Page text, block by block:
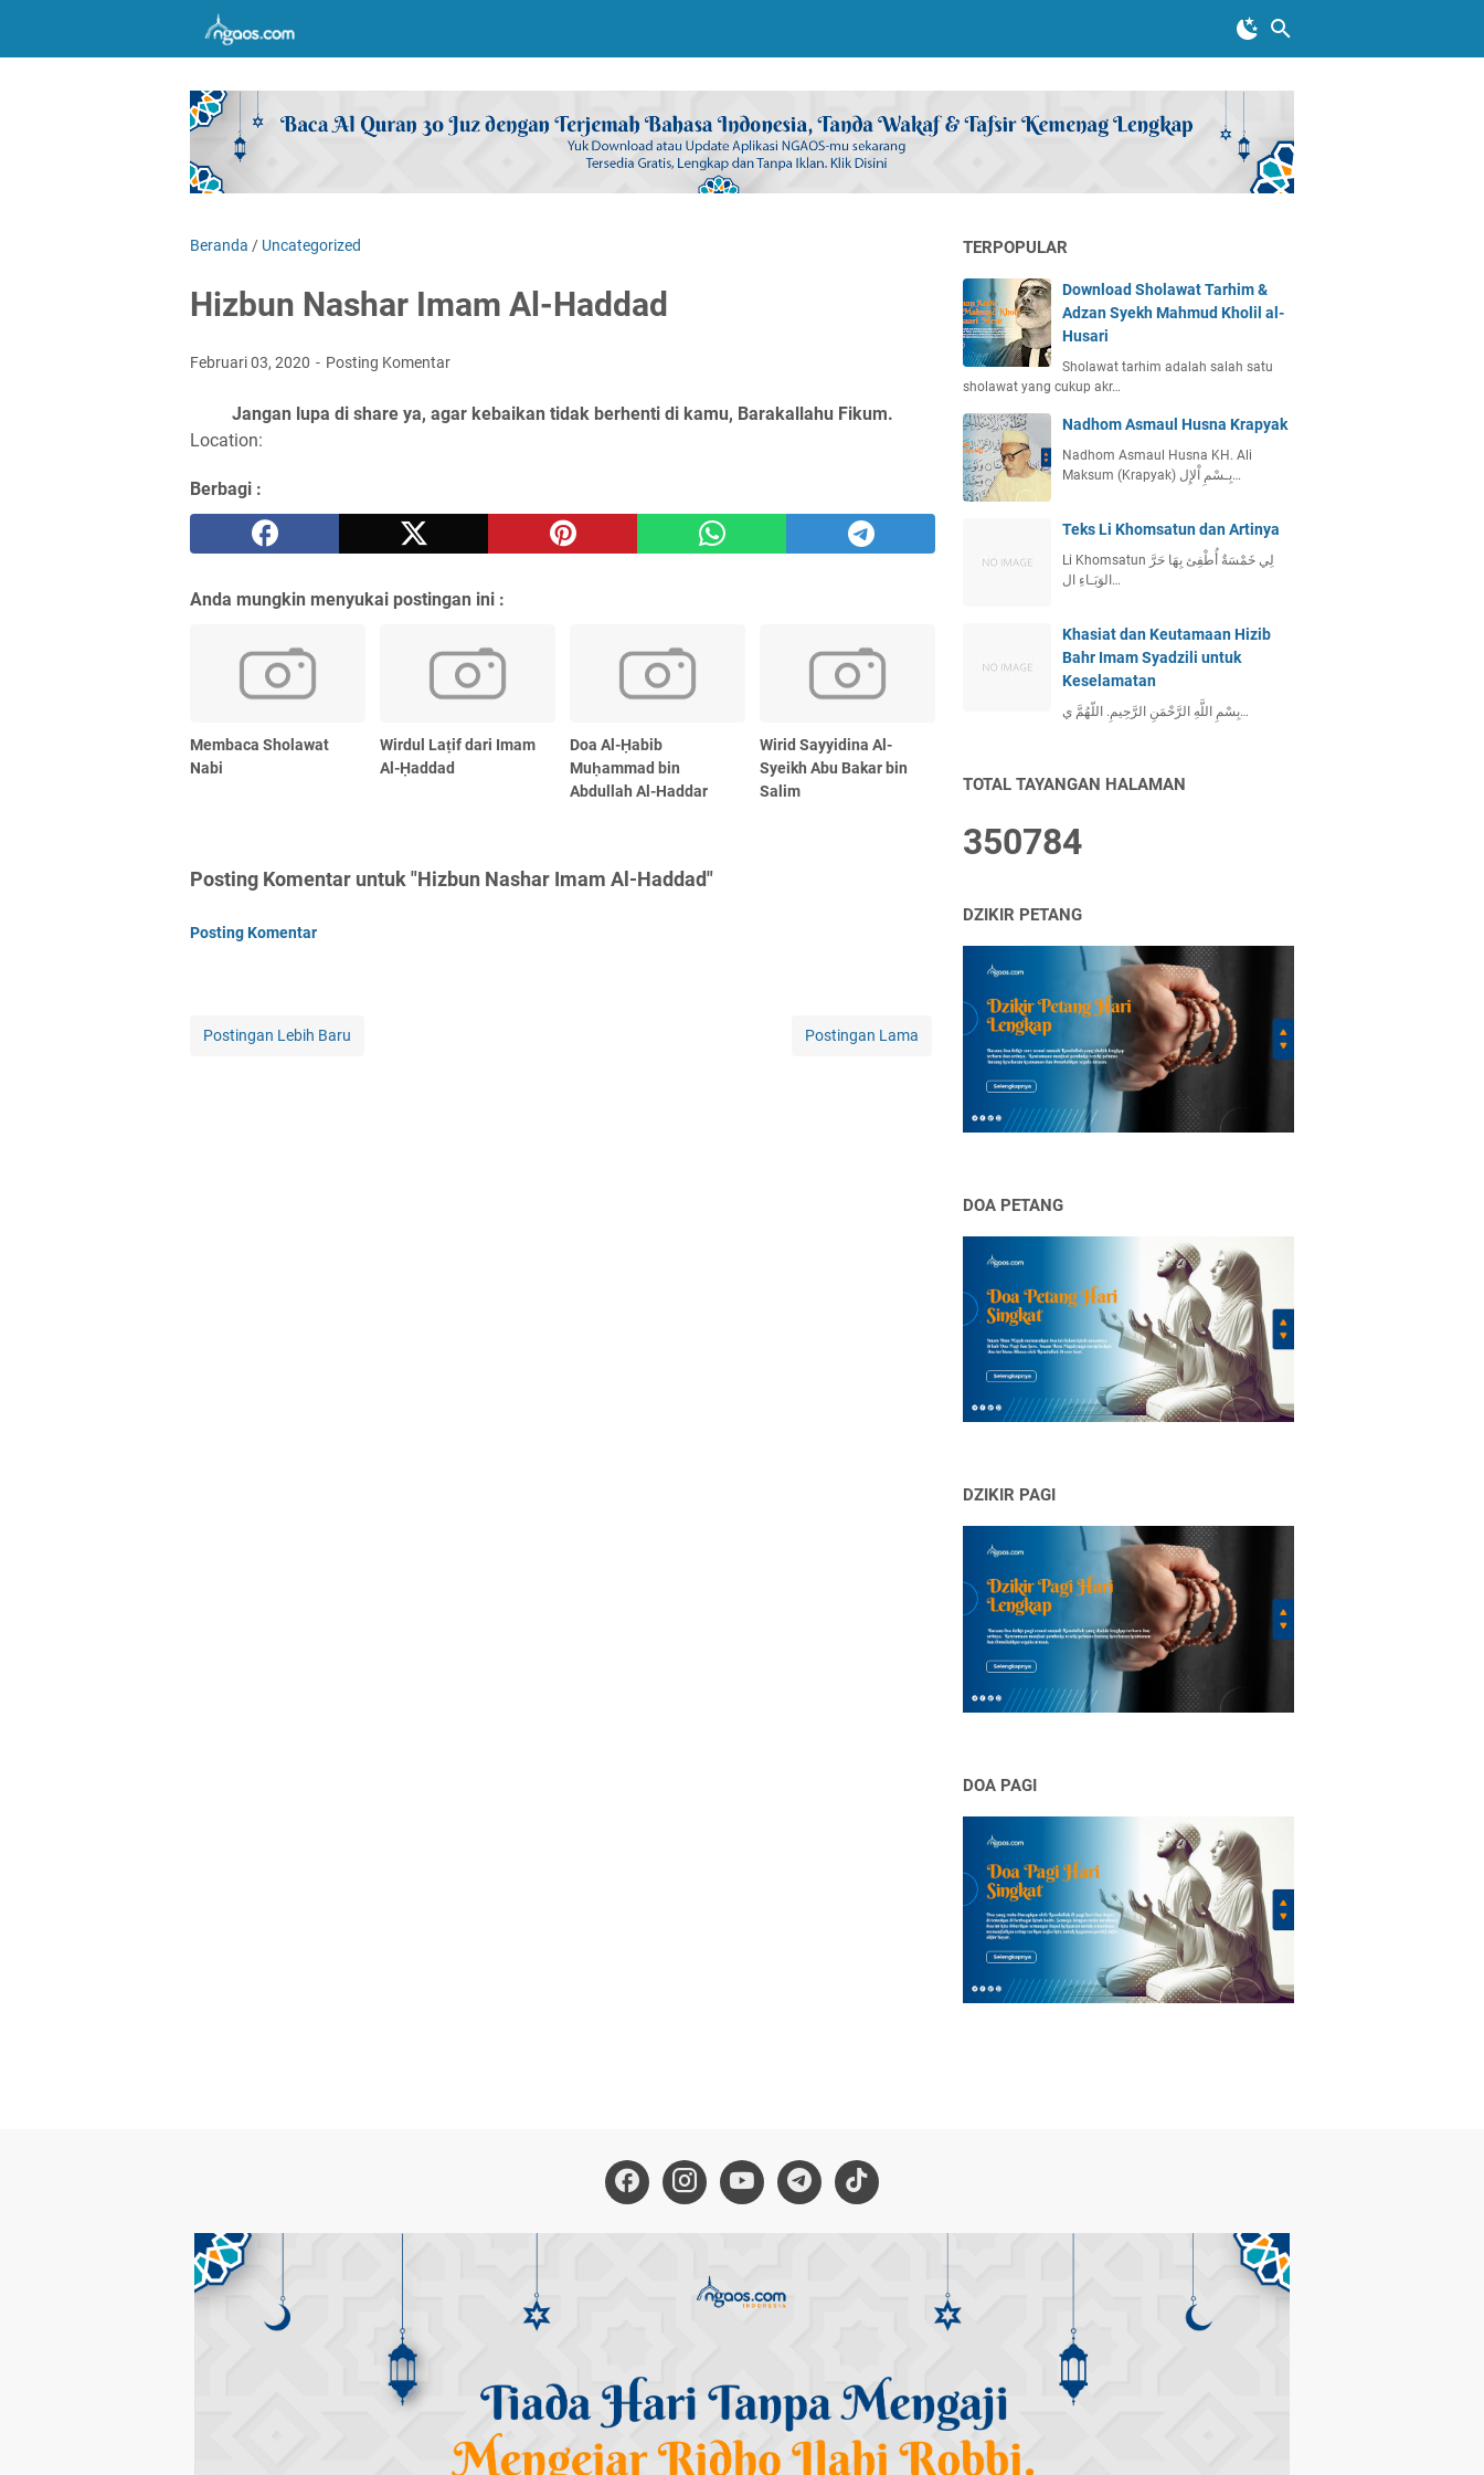
Beranda / Uncategorized
Hizbun Nashar Imam Al-Haddad
Februari 03, 2020 Posting Komentar
Jangan lupa di share ya, agar kebaikan tidak berhenti di kamu, Barakallahu Fikum.
Location:
Berbagi :
Anda mungkin menyukai postingan ini :
Membaca Sholawat
Nabi
Wirdul Laṭif dari Imam
Al-Ḥaddad
Doa Al-Ḥabib
Muḥammad bin
Abdullah Al-Haddar
Wirid Sayyidina Al-
Syeikh Abu Bakar bin
Salim
Posting Komentar untuk "Hizbun Nashar Imam Al-Haddad"
Posting Komentar
Postingan Lebih Baru Postingan Lama
TERPOPULAR
Download Sholawat Tarhim &
Adzan Syekh Mahmud Kholil al-
Husari
Sholawat tarhim adalah salah satu
sholawat yang cukup akr…
Nadhom Asmaul Husna Krapyak
Nadhom Asmaul Husna KH. Ali
Maksum (Krapyak) بِـسْمِ اْلإِل…
Teks Li Khomsatun dan Artinya
Li Khomsatun لِي خَمْسَةٌ أُطْفِئ بِهَا حَرَّ
الوَبَـاءِ ال…
Khasiat dan Keutamaan Hizib
Bahr Imam Syadzili untuk
Keselamatan
بِسْمِ اللَّهِ الرَّحْمَنِ الرَّحِيمِ. اللّهُمَّ ي…
TOTAL TAYANGAN HALAMAN
350784
DZIKIR PETANG
DOA PETANG
DZIKIR PAGI
DOA PAGI